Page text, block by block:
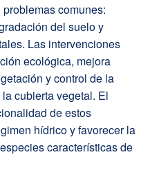
comunes:
del suelo y
Las intervenciones
ecológica, mejora
y control de la
cubierta vegetal. El
de estos
hídrico y favorecer la
características de